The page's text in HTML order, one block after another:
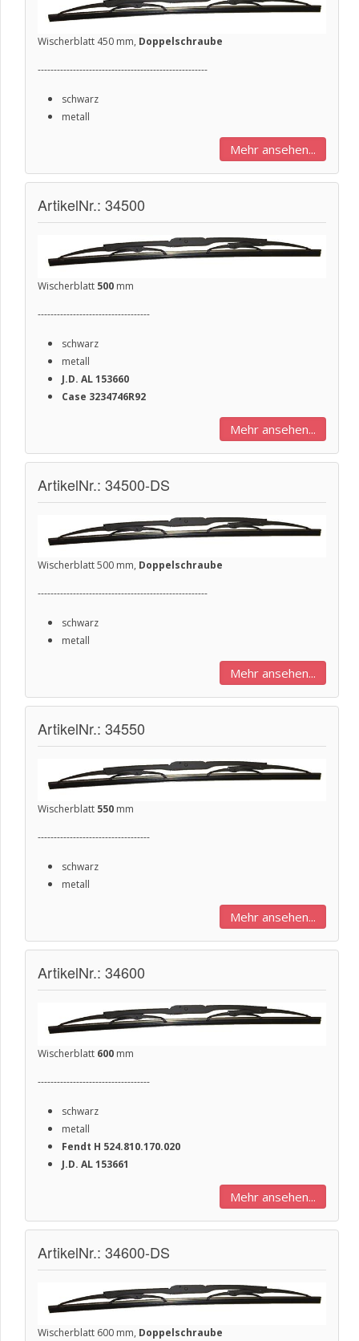
Wischerblatt 450 mm, Doppelschraube
-----------------------------------------------------
schwarz
metall
Mehr ansehen...
ArtikelNr.: 34500
Wischerblatt 500 mm
-----------------------------------
schwarz
metall
J.D. AL 153660
Case 3234746R92
Mehr ansehen...
ArtikelNr.: 34500-DS
Wischerblatt 500 mm, Doppelschraube
-----------------------------------------------------
schwarz
metall
Mehr ansehen...
ArtikelNr.: 34550
Wischerblatt 550 mm
-----------------------------------
schwarz
metall
Mehr ansehen...
ArtikelNr.: 34600
Wischerblatt 600 mm
-----------------------------------
schwarz
metall
Fendt H 524.810.170.020
J.D. AL 153661
Mehr ansehen...
ArtikelNr.: 34600-DS
Wischerblatt 600 mm, Doppelschraube